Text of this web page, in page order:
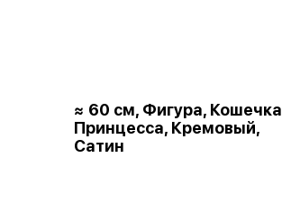
≈ 60 см, Фигура, Кошечка
Принцесса, Кремовый,
Сатин